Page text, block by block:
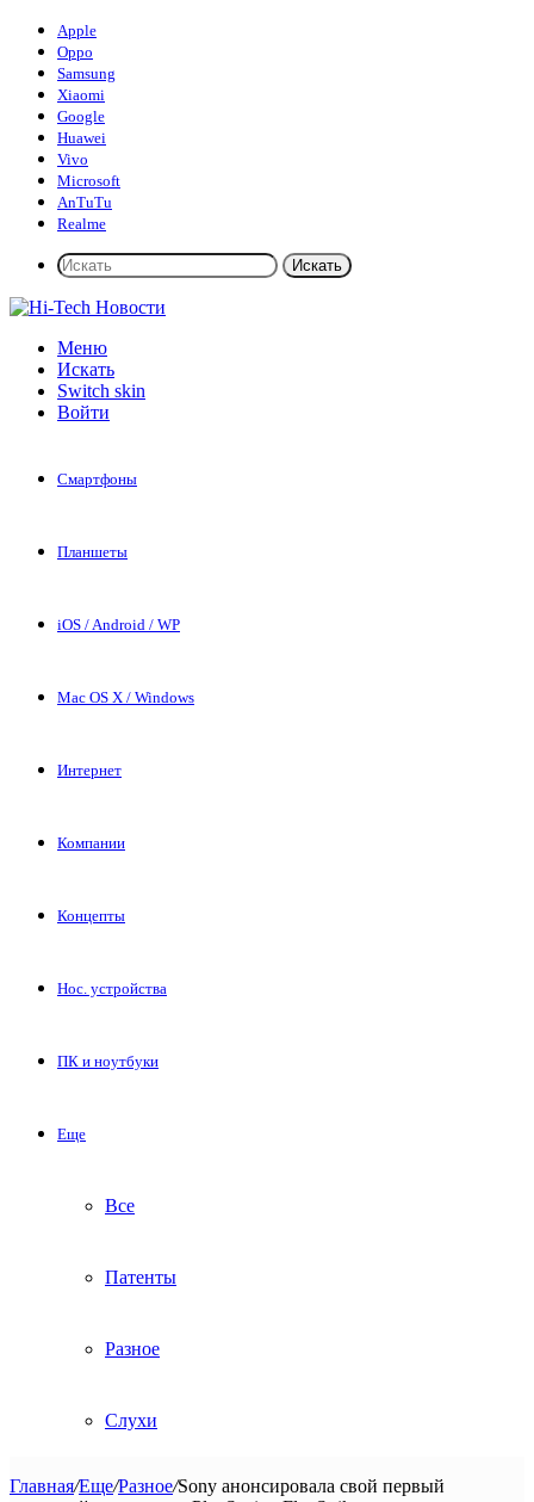
Apple
Oppo
Samsung
Xiaomi
Google
Huawei
Vivo
Microsoft
AnTuTu
Realme
Искать
Меню
Искать
Switch skin
Войти
Смартфоны
Планшеты
iOS / Android / WP
Mac OS X / Windows
Интернет
Компании
Концепты
Нос. устройства
ПК и ноутбуки
Еще
Все
Патенты
Разное
Слухи
Главная/Еще/Разное/Sony анонсировала свой первый